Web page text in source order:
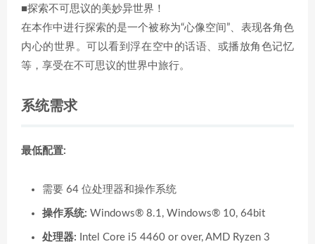
■探索不可思议的美妙异世界！
在本作中进行探索的是一个被称为“心像空间”、表现各角色
内心的世界。可以看到浮在空中的话语、或播放角色记忆
等，享受在不可思议的世界中旅行。
系统需求
最低配置:
需要 64 位处理器和操作系统
操作系统: Windows® 8.1, Windows® 10, 64bit
处理器: Intel Core i5 4460 or over, AMD Ryzen 3